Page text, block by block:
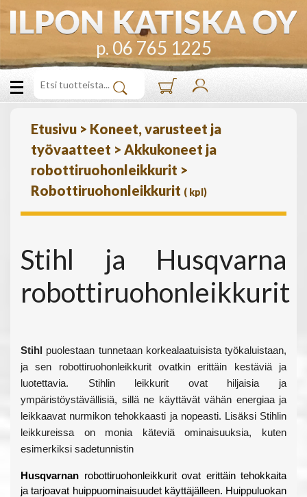
p. 06 765 1225
Etusivu > Koneet, varusteet ja
työvaatteet > Akkukoneet ja
robottiruohonleikkurit >
Robottiruohonleikkurit ( kpl)
Stihl ja Husqvarna
robottiruohonleikkurit
Stihl
puolestaan tunnetaan korkealaatuisista työkaluistaan,
ja sen robottiruohonleikkurit ovatkin erittäin kestäviä ja
luotettavia. Stihlin leikkurit ovat hiljaisia ja
ympäristöystävällisiä, sillä ne käyttävät vähän energiaa ja
leikkaavat nurmikon tehokkaasti ja nopeasti. Lisäksi Stihlin
leikkureissa on monia käteviä ominaisuuksia, kuten
esimerkiksi sadetunnistin
Husqvarnan robottiruohonleikkurit ovat erittäin tehokkaita
ja tarjoavat huippuominaisuudet käyttäjälleen. Huippuluokan